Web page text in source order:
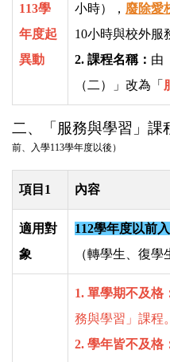
服務學習課程成果
表單下載
常見問題
113學
年度起
異動
小時）， 廢除愛
10小時與校外服
2. 課程名稱： 由
（二）」改為「
二、「服務與學習」課
前、入學113學年度以後）
項目1 內容
適用對
象
112學年度以前
（轉學生、復學
1. 單學期不及格
務與學習」課程。
2. 學年皆不及格